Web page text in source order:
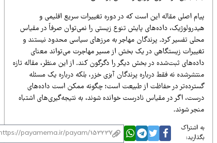
اصلی مقاله این است که در دوره تغییرات سریع اقلیمی و
داده‌های پایش تنوع زیستی را نمی‌توان صرفاً در مقیاس
تفسیر کرد. پرندگان مهاجر به مرزهای سیاسی محدود نیستند و
زیستگاهی در یک بخش از مسیر مهاجرت می‌تواند معنای
ثبت‌شده در بخش دیگر را دگرگون کند. از این منظر، مقاله تازه
نه فقط درباره پرندگان آبزی خزر، بلکه درباره یک مسئله
در حفاظت از طبیعت است؛ چگونه ممکن است داده‌های
اگر در مقیاس نادرست خوانده شوند، به نتیجه‌گیری‌های اشتباه
شوند.
اشتراک